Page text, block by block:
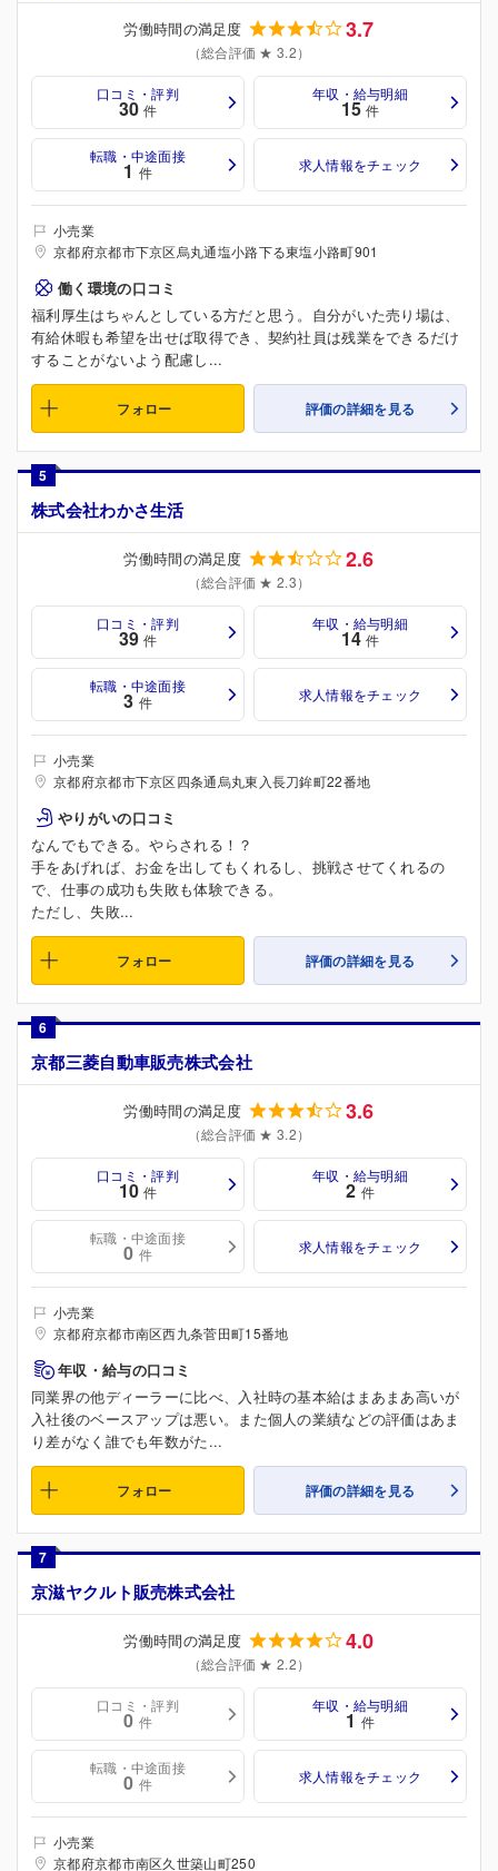
労働時間の満足度 3.7
（総合評価 ★ 3.2）
口コミ・評判
30 件
年収・給与明細
15 件
転職・中途面接
1 件 求人情報をチェック
小売業
京都府京都市下京区烏丸通塩小路下る東塩小路町901
働く環境の口コミ
福利厚生はちゃんとしている方だと思う。自分がいた売り場は、
有給休暇も希望を出せば取得でき、契約社員は残業をできるだけ
することがないよう配慮し...
フォロー 評価の詳細を見る
5
株式会社わかさ生活
労働時間の満足度 2.6
（総合評価 ★ 2.3）
口コミ・評判
39 件
年収・給与明細
14 件
転職・中途面接
3 件 求人情報をチェック
小売業
京都府京都市下京区四条通烏丸東入長刀鉾町22番地
やりがいの口コミ
なんでもできる。やらされる！？
手をあげれば、お金を出してもくれるし、挑戦させてくれるの
で、仕事の成功も失敗も体験できる。
ただし、失敗...
フォロー 評価の詳細を見る
6
京都三菱自動車販売株式会社
労働時間の満足度 3.6
（総合評価 ★ 3.2）
口コミ・評判
10 件
年収・給与明細
2 件
転職・中途面接
0 件 求人情報をチェック
小売業
京都府京都市南区西九条菅田町15番地
年収・給与の口コミ
同業界の他ディーラーに比べ、入社時の基本給はまあまあ高いが
入社後のベースアップは悪い。また個人の業績などの評価はあま
り差がなく誰でも年数がた...
フォロー 評価の詳細を見る
7
京滋ヤクルト販売株式会社
労働時間の満足度 4.0
（総合評価 ★ 2.2）
口コミ・評判
0 件
年収・給与明細
1 件
転職・中途面接
0 件 求人情報をチェック
小売業
京都府京都市南区久世築山町250